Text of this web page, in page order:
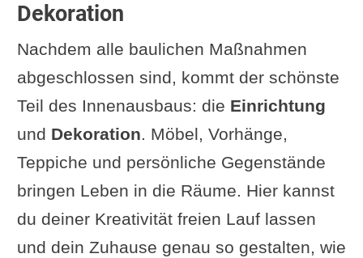
Dekoration
Nachdem alle baulichen Maßnahmen
abgeschlossen sind, kommt der schönste
Teil des Innenausbaus: die Einrichtung
und Dekoration. Möbel, Vorhänge,
Teppiche und persönliche Gegenstände
bringen Leben in die Räume. Hier kannst
du deiner Kreativität freien Lauf lassen
und dein Zuhause genau so gestalten, wie